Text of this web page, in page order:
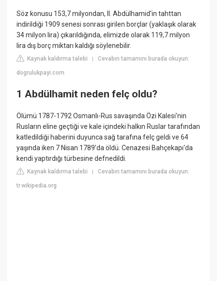
Söz konusu 153,7 milyondan, II. Abdülhamid'in tahttan
indirildiği 1909 senesi sonrası girilen borçlar (yaklaşık olarak
34 milyon lira) çıkarıldığında, elimizde olarak 119,7 milyon
lira dış borç miktarı kaldığı söylenebilir.
Kaynak kaldırma talebi |Cevabın tamamını burada okuyun:
dogrulukpayi.com
1 Abdülhamit neden felç oldu?
Ölümü 1787-1792 Osmanlı-Rus savaşında Özi Kalesi'nin
Rusların eline geçtiği ve kale içindeki halkın Ruslar tarafından
katledildiği haberini duyunca sağ tarafına felç geldi ve 64
yaşında iken 7 Nisan 1789'da öldü. Cenazesi Bahçekapı'da
kendi yaptırdığı türbesine defnedildi.
Kaynak kaldırma talebi |Cevabın tamamını burada okuyun:
tr.wikipedia.org